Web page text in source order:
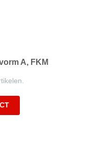
A, FKM